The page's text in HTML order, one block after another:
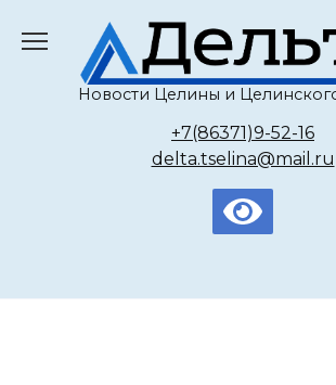
содержанию
Новости Целины и
+7(86371)9-52-16
delta.tselina@mail.ru